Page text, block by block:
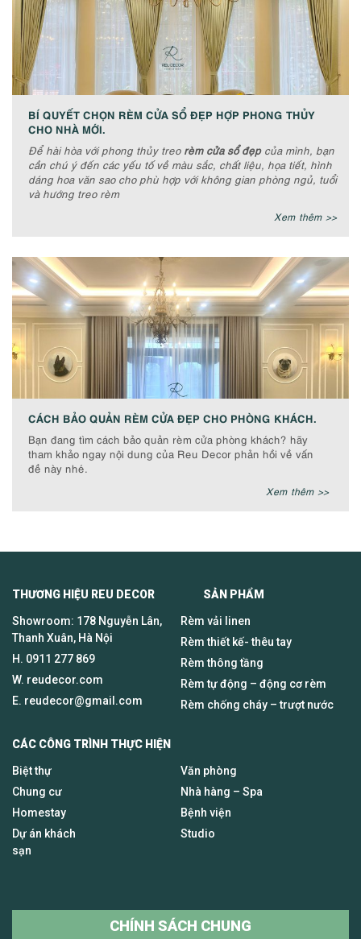
BÍ QUYẾT CHỌN RÈM CỬA SỔ ĐẸP HỢP PHONG THỦY
CHO NHÀ MỚI.
Để hài hòa với phong thủy treo rèm cửa sổ đẹpcủa mình, bạn
cần chú ý đến các yếu tố về màu sắc, chất liệu, họa tiết, hình
dáng hoa văn sao cho phù hợp với không gian phòng ngủ, tuổi
và hướng treo rèm
Xem thêm >>
CÁCH BẢO QUẢN RÈM CỬA ĐẸP CHO PHÒNG KHÁCH.
Bạn đang tìm cách bảo quản rèm cửa phòng khách? hãy
tham khảo ngay nội dung của Reu Decor phản hồi về vấn
đề này nhé.
Xem thêm >>
THƯƠNG HIỆU REU DECOR SẢN PHẨM
Showroom: 178 Nguyễn Lân,
Thanh Xuân, Hà Nội
H. 0911 277 869
W. reudecor.com
E. reudecor@gmail.com
Rèm vải linen
Rèm thiết kế- thêu tay
Rèm thông tầng
Rèm tự động – động cơ rèm
Rèm chống cháy – trượt nước
CÁC CÔNG TRÌNH THỰC HIỆN
Biệt thự
Chung cư
Homestay
Dự án khách
sạn
Văn phòng
Nhà hàng – Spa
Bệnh viện
Studio
CHÍNH SÁCH CHUNG